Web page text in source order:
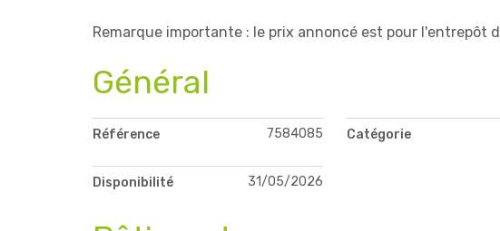
Remarque importante : le prix annoncé est pour l'entrepôt
Général
Référence 7584085 Catégorie
Disponibilité 31/05/2026